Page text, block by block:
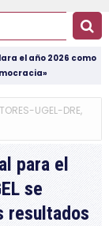
el año 2026 como
UGEL-DRE,
para el
se
resultados